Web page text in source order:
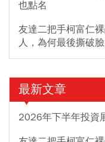
也點名
友達二把手柯富仁
人，為何最後撕破
最新文章
2026年下半年投資